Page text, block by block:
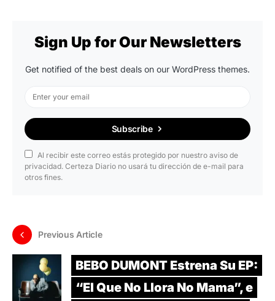
Sign Up for Our Newsletters
Get notified of the best deals on our WordPress themes.
Subscribe
Al recibir este correo estás protegido por nuestro aviso de
privacidad. Certeza Diario no usará tu dirección de e-mail para
otros fines.
Previous Article
BEBO DUMONT Estrena Su EP:
“El Que No Llora No Mama”, e